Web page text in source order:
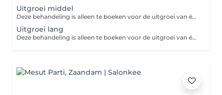
Uitgroei middel
Deze behandeling is alleen te boeken voor de uitgroei van één gehele kleur en niet voor de uitgroei van highlights. Voor de uitgroei van highlights moet u de behandeling 'highlights' boeken. Deze behandeling kan alleen geboekt worden als je een uitgroei hebt van tussen de 3-6 maanden. Zorg ervoor dat je hieraan voldoet voordat je deze dienst boekt.
Uitgroei lang
Deze behandeling is alleen te boeken voor de uitgroei van één gehele kleur en niet voor de uitgroei van highlights. Voor de uitgroei van highlights moet u de behandeling 'highlights' boeken. Deze behandeling kan alleen geboekt worden als je een uitgroei hebt van 6+ maanden. Zorg ervoor dat je hieraan voldoet voordat je deze dienst boekt.